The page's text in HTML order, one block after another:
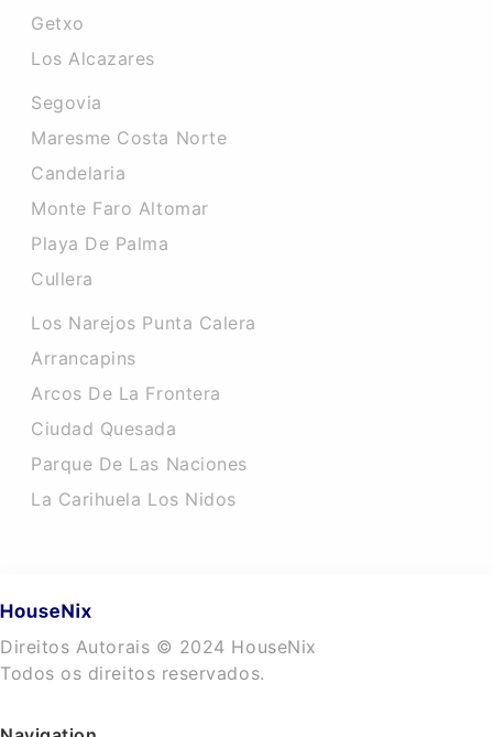
Getxo
Los Alcazares
Segovia
Maresme Costa Norte
Candelaria
Monte Faro Altomar
Playa De Palma
Cullera
Los Narejos Punta Calera
Arrancapins
Arcos De La Frontera
Ciudad Quesada
Parque De Las Naciones
La Carihuela Los Nidos
Direitos Autorais © 2024 HouseNix
Todos os direitos reservados.